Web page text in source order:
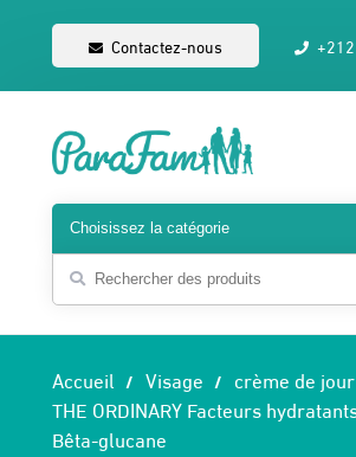
Contactez-nous
Accueil Visage
crème de jour
THE ORDINARY Facteurs
Bêta-glucane